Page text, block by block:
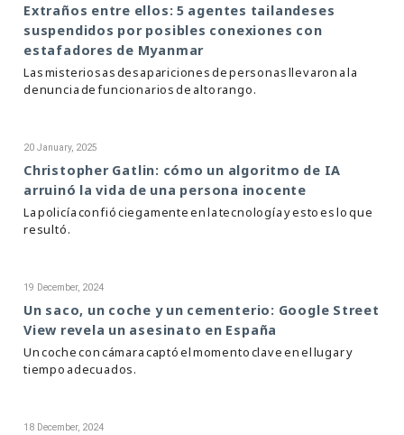
Extraños entre ellos: 5 agentes tailandeses
suspendidos por posibles conexiones con
estafadores de Myanmar
Las misteriosas desapariciones de personas llevaron a la
denuncia de funcionarios de alto rango.
20 January, 2025
Christopher Gatlin: cómo un algoritmo de IA
arruinó la vida de una persona inocente
La policía confió ciegamente en la tecnología y esto es lo que
resultó.
19 December, 2024
Un saco, un coche y un cementerio: Google Street
View revela un asesinato en España
Un coche con cámara captó el momento clave en el lugar y
tiempo adecuados.
18 December, 2024